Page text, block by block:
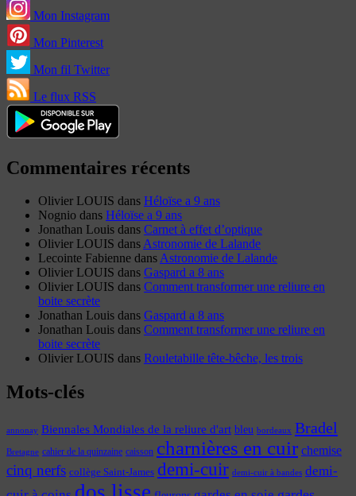
Mon Instagram
Mon Pinterest
Mon fil Twitter
Le flux RSS
Commentaires récents
Olivier LOUIS dans Héloïse a 9 ans
Nognio dans Héloïse a 9 ans
Jonathan Louis dans Carnet à effet d’optique
Olivier LOUIS dansAstronomie de Lalande
Lecointe Fabienne dansAstronomie de Lalande
Olivier LOUIS dans Gaspard a 8 ans
Olivier LOUIS dans Comment transformer une reliure en
boite secrète
Jonathan Louis dans Gaspard a 8 ans
Jonathan Louis dans Comment transformer une reliure en
boite secrète
Olivier LOUIS dans Rouletabille tête-bêche, les trois
Mots-clés
annonay Biennales Mondiales de la reliure d'art bleu bordeaux Bradel
Bretagne cahier de la quinzaine caisson charnières en cuir chemise
cinq nerfs collège Saint-James demi-cuir demi-cuir à bandes demi-